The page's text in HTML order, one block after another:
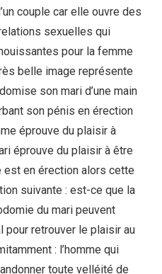
couple car elle ouvre des
sexuelles qui
pour la femme
belle image représente
son mari d’une main
son pénis en érection
éprouve du plaisir à
éprouve du plaisir à être
en érection alors cette
suivante : est-ce que la
du mari peuvent
pour retrouver le plaisir au
: l’homme qui
toute velléité de